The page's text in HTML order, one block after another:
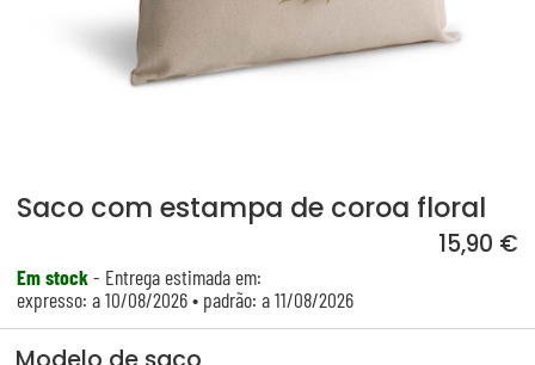
Saco com estampa de coroa floral
15,90 €
Em stock- Entrega estimada em:
expresso: a 10/08/2026 • padrão: a 11/08/2026